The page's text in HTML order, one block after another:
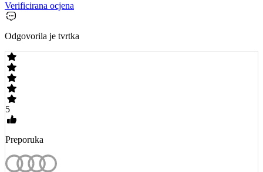
Verificirana ocjena
Odgovorila je tvrtka
5
Preporuka